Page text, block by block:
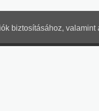
biztosításához,